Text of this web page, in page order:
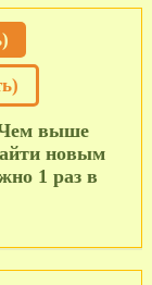
выше
новым
1 раз в